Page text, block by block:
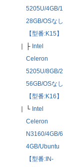
5205U/4GB/1
28GB/OSなし
【型番:K15】
｜
├ Intel
Celeron
5205U/8GB/2
56GB/OSなし
【型番:K16】
｜
└ Intel
Celeron
N3160/4GB/6
4GB/Ubuntu
【型番:IN-